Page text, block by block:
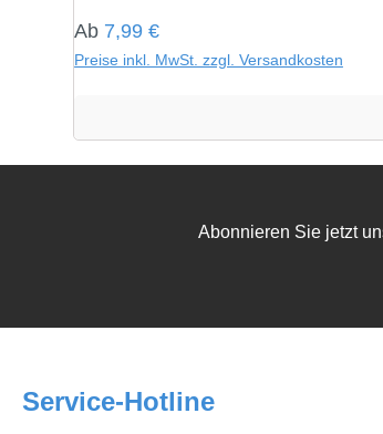
Regulärer Preis:
Ab 7,99 €
Preise inkl. MwSt. zzgl. Versandkosten
Abonnieren Sie jetzt
Service-Hotline